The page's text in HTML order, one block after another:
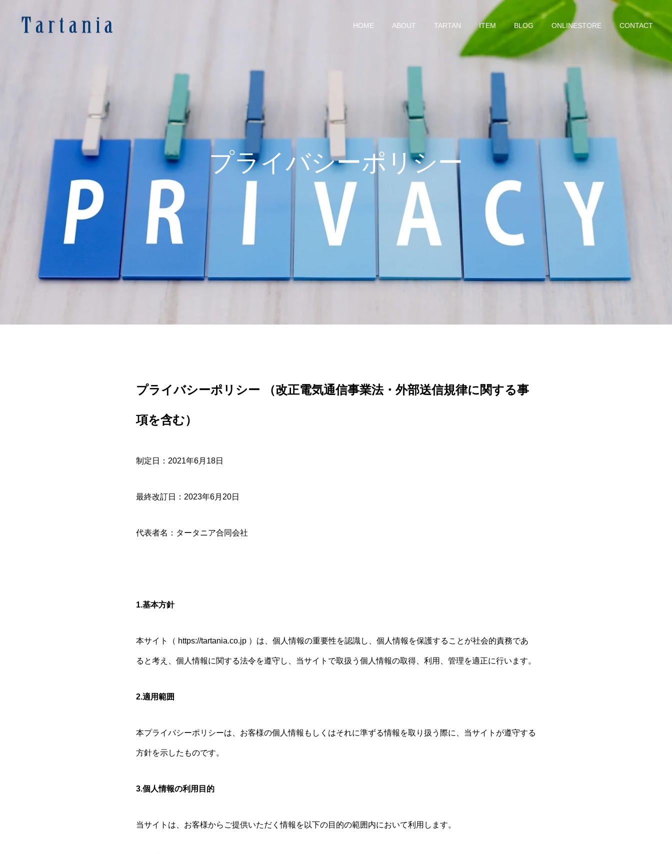
HOME ABOUT TARTAN ITEM BLOG ONLINESTORE CONTACT
プライバシーポリシー
プライバシーポリシー （改正電気通信事業法・外部送信規律に関する事
項を含む）
制定日：2021年6月18日
最終改訂日：2023年6月20日
代表者名：タータニア合同会社
1.基本方針
本サイト（ https://tartania.co.jp ）は、個人情報の重要性を認識し、個人情報を保護することが社会的責務であ
ると考え、個人情報に関する法令を遵守し、当サイトで取扱う個人情報の取得、利用、管理を適正に行います。
2.適用範囲
本プライバシーポリシーは、お客様の個人情報もしくはそれに準ずる情報を取り扱う際に、当サイトが遵守する
方針を示したものです。
3.個人情報の利用目的
当サイトは、お客様からご提供いただく情報を以下の目的の範囲内において利用します。